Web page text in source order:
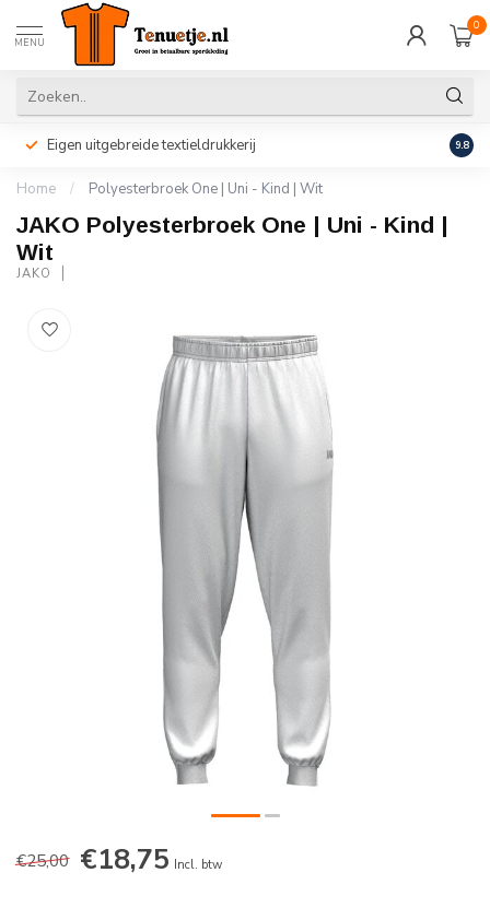
MENU
0
Eigen uitgebreide textieldrukkerij 9.8
Home / Polyesterbroek One | Uni - Kind | Wit
JAKO Polyesterbroek One | Uni - Kind |
Wit
JAKO
€25,00 €18,75 Incl. btw